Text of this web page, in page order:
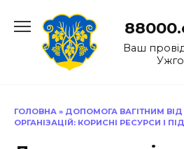
до
Ваш
ГОЛОВНА » ДОПОМОГА ВАГІТНИМ
ОРГАНІЗАЦІЙ: КОРИСНІ РЕСУРСИ І